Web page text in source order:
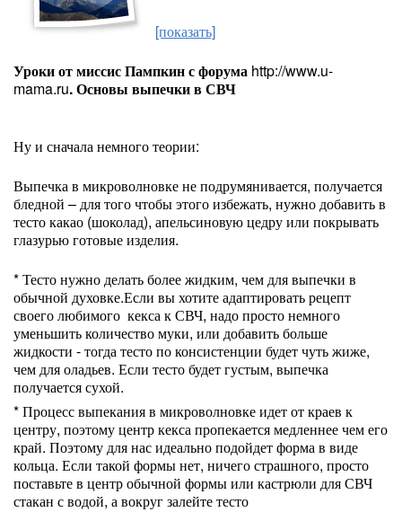
[показать]
Уроки от миссис Пампкин с форума http://www.u-
mama.ru. Основы выпечки в СВЧ
Ну и сначала немного теории:
Выпечка в микроволновке не подрумянивается, получается
бледной – для того чтобы этого избежать, нужно добавить в
тесто какао (шоколад), апельсиновую цедру или покрывать
глазурью готовые изделия.
* Тесто нужно делать более жидким, чем для выпечки в
обычной духовке.Если вы хотите адаптировать рецепт
своего любимого кекса к СВЧ, надо просто немного
уменьшить количество муки, или добавить больше
жидкости - тогда тесто по консистенции будет чуть жиже,
чем для оладьев. Если тесто будет густым, выпечка
получается сухой.
* Процесс выпекания в микроволновке идет от краев к
центру, поэтому центр кекса пропекается медленнее чем его
край. Поэтому для нас идеально подойдет форма в виде
кольца. Если такой формы нет, ничего страшного, просто
поставьте в центр обычной формы или кастрюли для СВЧ
стакан с водой, а вокруг залейте тесто